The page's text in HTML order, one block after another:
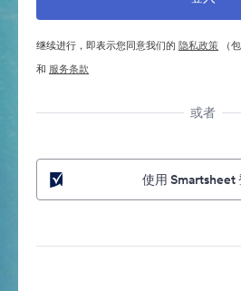
继续进行，即表示您同意我们的 隐私政策 （
和 服务条款
或者
使用 Smartsheet